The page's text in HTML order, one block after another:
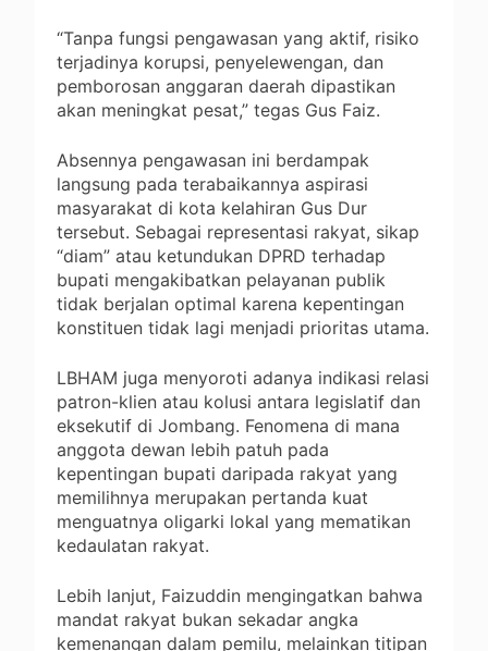
“Tanpa fungsi pengawasan yang aktif, risiko
terjadinya korupsi, penyelewengan, dan
pemborosan anggaran daerah dipastikan
akan meningkat pesat,” tegas Gus Faiz.
Absennya pengawasan ini berdampak
langsung pada terabaikannya aspirasi
masyarakat di kota kelahiran Gus Dur
tersebut. Sebagai representasi rakyat, sikap
“diam” atau ketundukan DPRD terhadap
bupati mengakibatkan pelayanan publik
tidak berjalan optimal karena kepentingan
konstituen tidak lagi menjadi prioritas utama.
LBHAM juga menyoroti adanya indikasi relasi
patron-klien atau kolusi antara legislatif dan
eksekutif di Jombang. Fenomena di mana
anggota dewan lebih patuh pada
kepentingan bupati daripada rakyat yang
memilihnya merupakan pertanda kuat
menguatnya oligarki lokal yang mematikan
kedaulatan rakyat.
Lebih lanjut, Faizuddin mengingatkan bahwa
mandat rakyat bukan sekadar angka
kemenangan dalam pemilu, melainkan titipan